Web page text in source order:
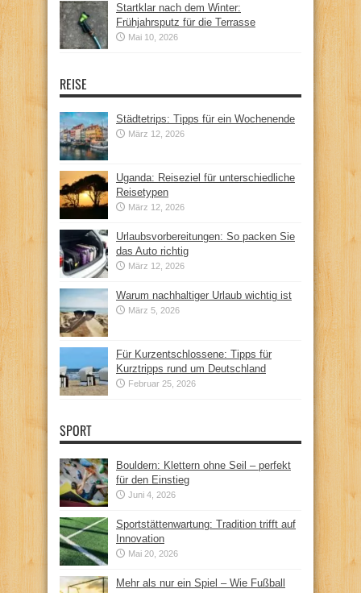
Startklar nach dem Winter:
Frühjahrsputz für die Terrasse
Mai 10, 2026
REISE
Städtetrips: Tipps für ein Wochenende
März 12, 2026
Uganda: Reiseziel für unterschiedliche
Reisetypen
März 12, 2026
Urlaubsvorbereitungen: So packen Sie
das Auto richtig
März 12, 2026
Warum nachhaltiger Urlaub wichtig ist
März 5, 2026
Für Kurzentschlossene: Tipps für
Kurztripps rund um Deutschland
Februar 25, 2026
SPORT
Bouldern: Klettern ohne Seil – perfekt
für den Einstieg
Juni 4, 2026
Sportstättenwartung: Tradition trifft auf
Innovation
Mai 20, 2026
Mehr als nur ein Spiel – Wie Fußball